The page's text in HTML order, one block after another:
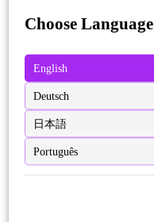
Choose Language
English
Deutsch
日本語
Português